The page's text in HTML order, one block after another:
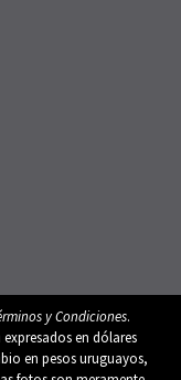
y Condiciones.
en dólares
en pesos uruguayos,